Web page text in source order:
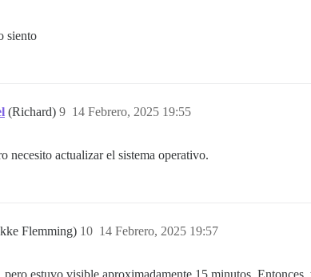
siento
(Richard) 14 Febrero, 2025 19:55
9
necesito actualizar el sistema operativo.
Flemming) 14 Febrero, 2025 19:57
10
estuvo visible aproximadamente 15 minutos. Entonces,